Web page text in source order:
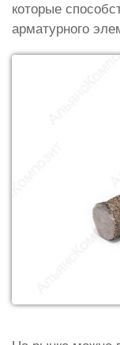
которые
арматурного